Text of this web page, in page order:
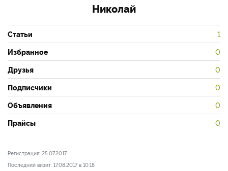
Николай
Статьи 1
Избранное 0
Друзья 0
Подписчики 0
Объявления 0
Прайсы 0
Регистрация: 25.07.2017
Последний визит: 17.08.2017 в 10:18